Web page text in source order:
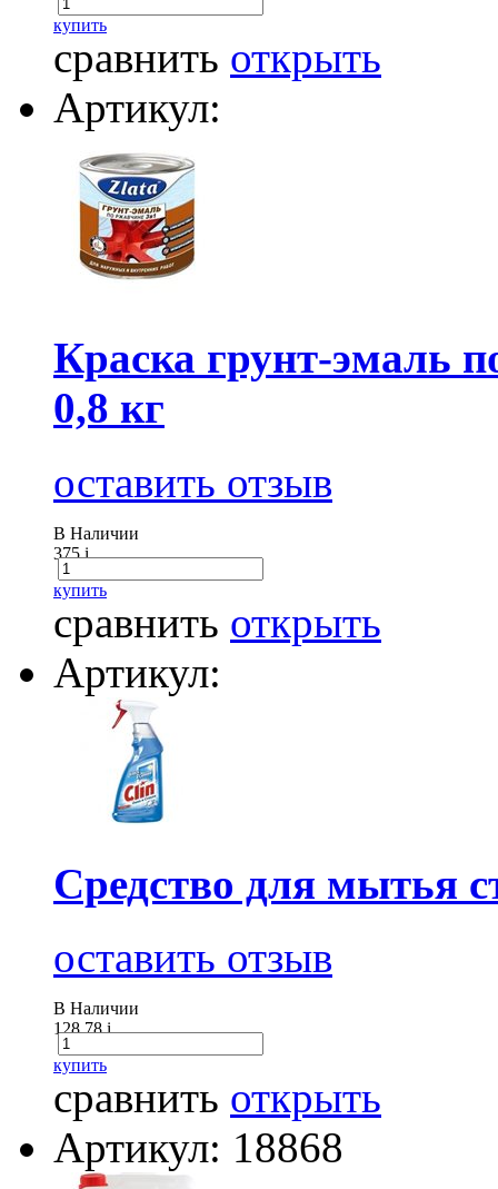
купить
сравнить открыть
Артикул:
Краска грунт-
0,8 кг
оставить отзыв
В Наличии
375i
купить
сравнить открыть
Артикул:
Средство для мытья
оставить отзыв
В Наличии
128.78i
купить
сравнить открыть
Артикул: 18868